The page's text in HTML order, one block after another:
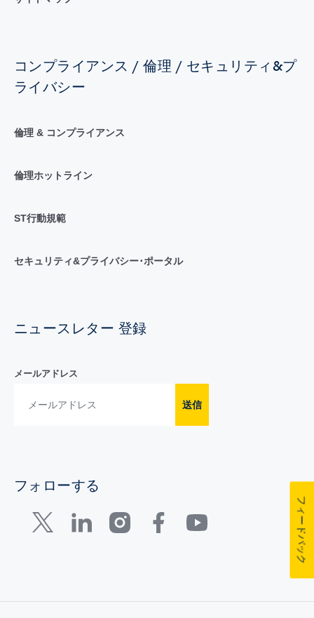
コンプライアンス / 倫理 / セキュリティ&プ
ライバシー
倫理 & コンプライアンス
倫理ホットライン
ST行動規範
セキュリティ&プライバシー･ポータル
ニュースレター 登録
メールアドレス
送信
フォローする
フィードバック